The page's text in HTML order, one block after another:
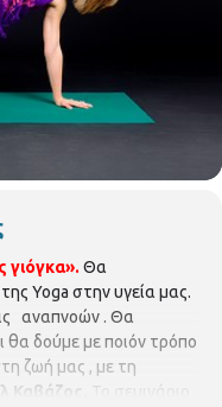
γιόγκα». Θα
Yoga στην υγεία μας.
αναπνοών . Θα
θα δούμε με ποιόν τρόπο
ζωή μας , με τη
Καβάζος.
Το σεμινάριο